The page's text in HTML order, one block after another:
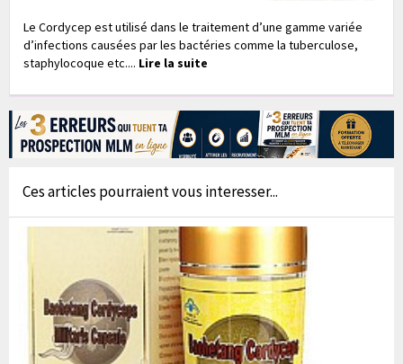
Le Cordycep est utilisé dans le traitement d’une gamme variée
d’infections causées par les bactéries comme la tuberculose,
staphylocoque etc.... Lire la suite
Ces articles pourraient vous interesser...